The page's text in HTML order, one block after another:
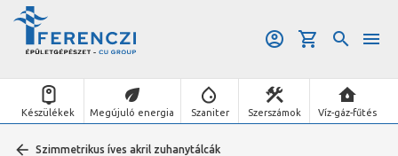
Készülékek Megújuló energia Szaniter Szerszámok Víz-gáz-fűtés
Szimmetrikus íves akril zuhanytálcák